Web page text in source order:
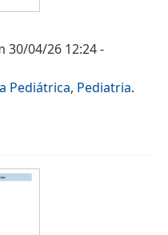
30/04/26 12:24-
Pediátrica, Pediatria.